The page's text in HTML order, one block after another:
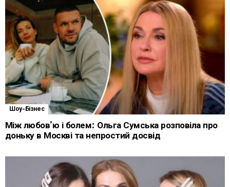
Шоу-Бізнес
Між любов’ю і болем: Ольга Сумська розповіла про
доньку в Москві та непростий досвід